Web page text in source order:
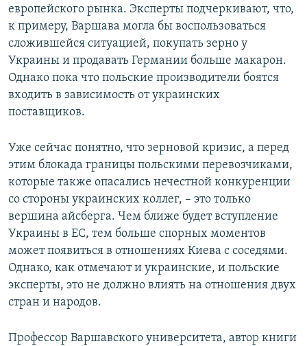
европейского рынка. Эксперты подчеркивают, что,
к примеру, Варшава могла бы воспользоваться
сложившейся ситуацией, покупать зерно у
Украины и продавать Германии больше макарон.
Однако пока что польские производители боятся
входить в зависимость от украинских
поставщиков.
Уже сейчас понятно, что зерновой кризис, а перед
этим блокада границы польскими перевозчиками,
которые также опасались нечестной конкуренции
со стороны украинских коллег, – это только
вершина айсберга. Чем ближе будет вступление
Украины в ЕС, тем больше спорных моментов
может появиться в отношениях Киева с соседями.
Однако, как отмечают и украинские, и польские
эксперты, это не должно влиять на отношения двух
стран и народов.
Профессор Варшавского университета, автор книги